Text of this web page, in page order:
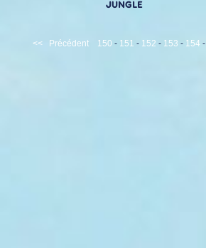
JUNGLE
<< Précédent 150 - 151 - 152 - 153 - 154 -